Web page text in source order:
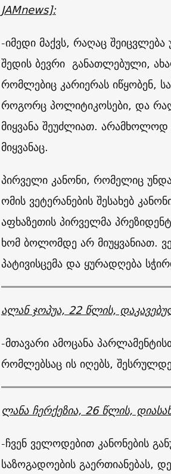
JAMnews]:
-იმედი მაქვს, რაღაც
შედის ბევრი განათლებული,
რომლებიც კარიერას იწყობენ,
როგორც პოლიტიკოსები, და
მიყვანა შეუძლიათ.
მიყვანაც.
პირველი კანონი, რომელიც
ომის ვეტერანების შესახებ
აფხაზეთის პირველმა
ხომ ბოლომდე არ მიუყვანიათ.
პატივისცემა და ყურადღება
ალან ჯოპუა, 22 წლის,
-მთავარი ამოცანა
რომლებსაც ის იღებს,
ლანა ჩერქეზია, 26 წლის,
-ჩვენ ველოდებით კანონების
საზოგადოების გაერთიანებას,